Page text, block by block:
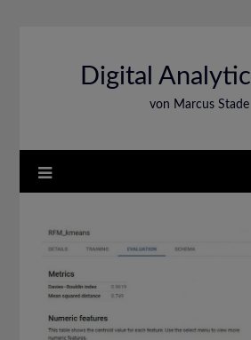
Digital
von Marcus Stade